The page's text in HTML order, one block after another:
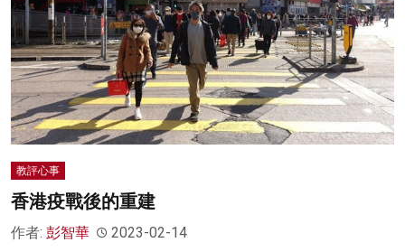
教評心事
香港疫戰後的重建
作者: 彭智華 2023-02-14